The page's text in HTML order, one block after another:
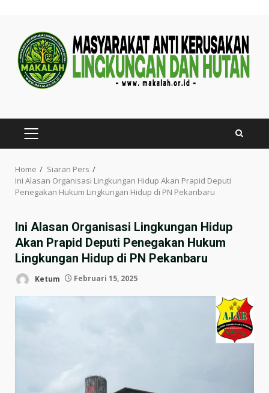
content
PRIMARY
MENU
Home
Siaran Pers
Ini Alasan Organisasi Lingkungan Hidup Akan Prapid Deputi
Penegakan Hukum Lingkungan Hidup di PN Pekanbaru
Ini Alasan Organisasi Lingkungan Hidup
Akan Prapid Deputi Penegakan Hukum
Lingkungan Hidup di PN Pekanbaru
Ketum Februari 15, 2025